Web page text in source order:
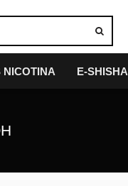
NICOTINA E-SHISHA